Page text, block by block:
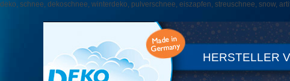
deko, schnee, dekoschnee, winterdeko, pulverschnee, eiszapfen, streuschnee, snow,
HERSTELLER